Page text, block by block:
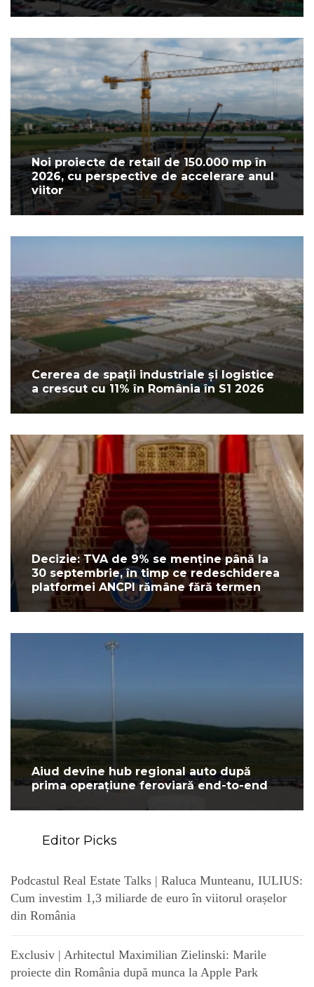
Noi proiecte de retail de 150.000 mp în
2026, cu perspective de accelerare anul
viitor
Cererea de spații industriale și logistice
a crescut cu 11% în România în S1 2026
Decizie: TVA de 9% se menține până la
30 septembrie, în timp ce redeschiderea
platformei ANCPI rămâne fără termen
Aiud devine hub regional auto după
prima operațiune feroviară end-to-end
Editor Picks
Podcastul Real Estate Talks | Raluca Munteanu, IULIUS:
Cum investim 1,3 miliarde de euro în viitorul orașelor
din România
Exclusiv | Arhitectul Maximilian Zielinski: Marile
proiecte din România după munca la Apple Park